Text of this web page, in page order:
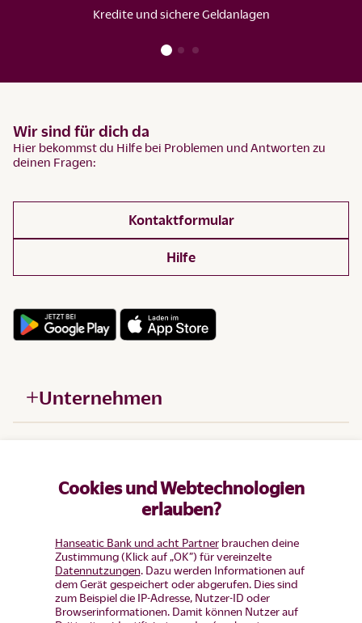
Cookies und Webtechnologien
erlauben?
Hanseatic Bank und acht Partnerbrauchen deine
Zustimmung (Klick auf „OK”) für vereinzelte
Datennutzungen. Dazu werden Informationen auf
dem Gerät gespeichert oder abgerufen. Dies sind
zum Beispiel die IP-Adresse, Nutzer-ID oder
Browserinformationen. Damit können Nutzer auf
Kredite und sichere Geldanlagen
Wir sind für dich da
Hier bekommst du Hilfe bei Problemen und Antworten zu
deinen Fragen:
Kontaktformular
Hilfe
Unternehmen
Produkte